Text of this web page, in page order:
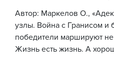
Автор: Маркелов О.,
узлы. Война с Гранисом и
победители маршируют
Жизнь есть жизнь. А